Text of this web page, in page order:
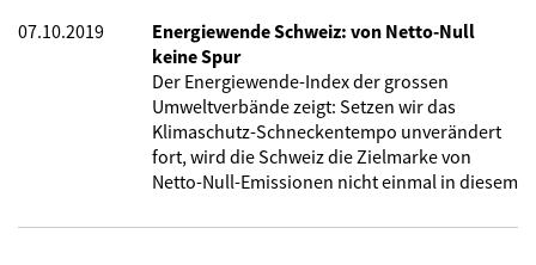
07.10.2019
Energiewende Schweiz: von Netto-Null
keine Spur
Der Energiewende-Index der grossen
Umweltverbände zeigt: Setzen wir das
Klimaschutz-Schneckentempo unverändert
fort, wird die Schweiz die Zielmarke von
Netto-Null-Emissionen nicht einmal in diesem